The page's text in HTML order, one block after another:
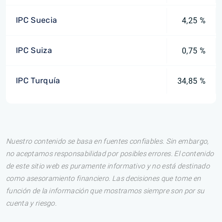
IPC Suecia 4,25 %
IPC Suiza 0,75 %
IPC Turquía 34,85 %
Nuestro contenido se basa en fuentes confiables. Sin embargo,
no aceptamos responsabilidad por posibles errores. El contenido
de este sitio web es puramente informativo y no está destinado
como asesoramiento financiero. Las decisiones que tome en
función de la información que mostramos siempre son por su
cuenta y riesgo.